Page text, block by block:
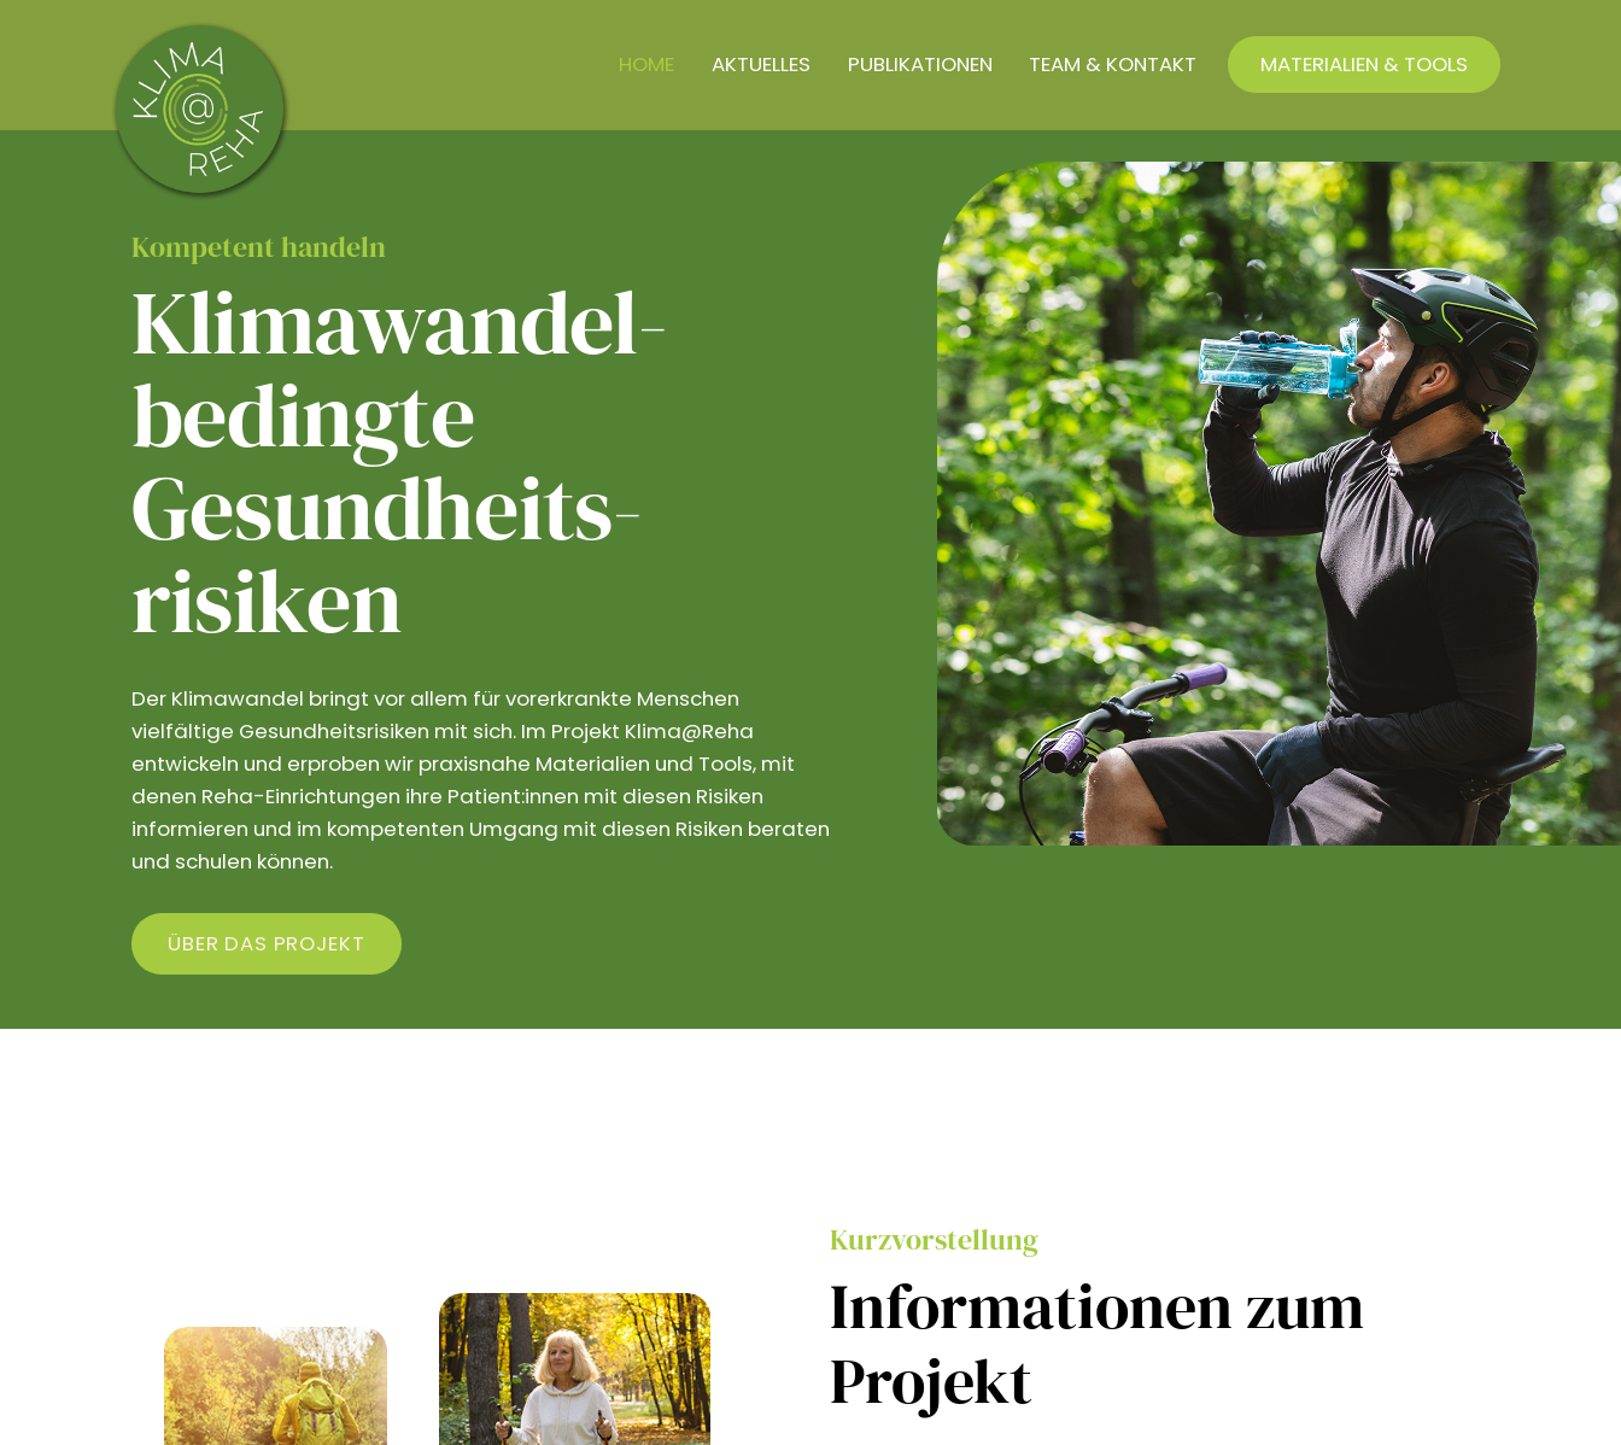
HOME AKTUELLES PUBLIKATIONEN TEAM & KONTAKT MATERIALIEN & TOOLS
Kompetent handeln
Klimawandel­
bedingte
Gesundheits­
risiken
Der Klimawandel bringt vor allem für vorerkrankte Menschen
vielfältige Gesundheitsrisiken mit sich. Im Projekt Klima@Reha
entwickeln und erproben wir praxisnahe Materialien und Tools, mit
denen Reha-Einrichtungen ihre Patient:innen mit diesen Risiken
informieren und im kompetenten Umgang mit diesen Risiken beraten
und schulen können.
ÜBER DAS PROJEKT
Kurzvorstellung
Informationen zum
Projekt